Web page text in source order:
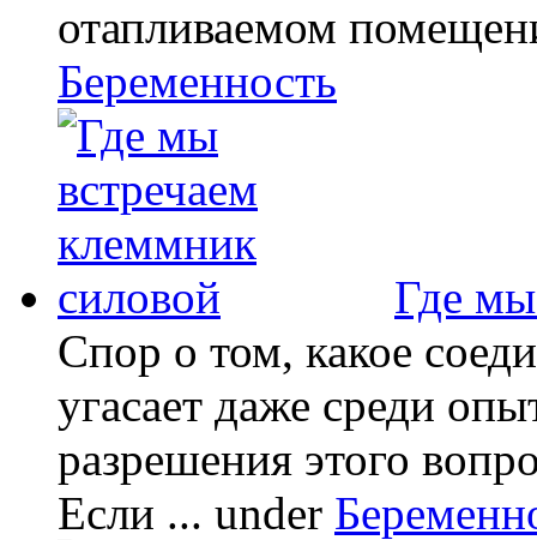
отапливаемом
Беременность
Где
Спор о том, какое
угасает даже среди
разрешения этого
Если ... under